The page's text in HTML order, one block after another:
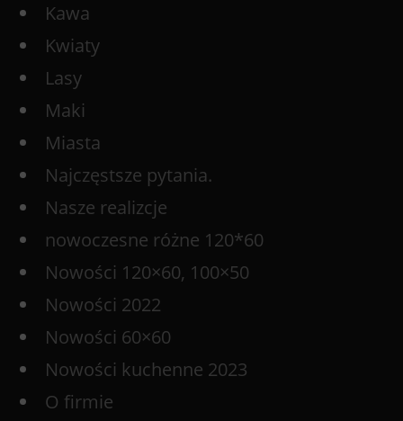
Kawa
Kwiaty
Lasy
Maki
Miasta
Najczęstsze pytania.
Nasze realizcje
nowoczesne różne 120*60
Nowości 120×60, 100×50
Nowości 2022
Nowości 60×60
Nowości kuchenne 2023
O firmie